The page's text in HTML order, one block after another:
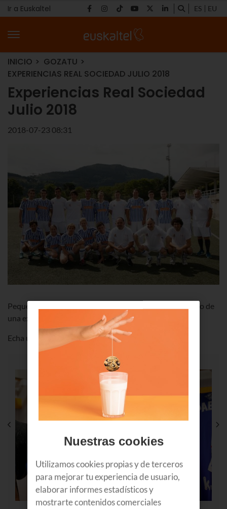
Ir a Euskaltel ES EU
INICIO
GOZATU
EXPERIENCIAS REAL SOCIEDAD JULIO 2018
Experiencias Real Sociedad
Julio 2018
2018-07-23 08:31
Pequeños y mayores disfrutaron el fin de semana pasado de
una experiencia TOP con la Real Sociedad.
Echa un vistazo a nuestra galería ?
Nuestras cookies
Utilizamos cookies propias y de terceros
para mejorar tu experiencia de usuario,
elaborar informes estadísticos y
mostrarte contenidos comerciales